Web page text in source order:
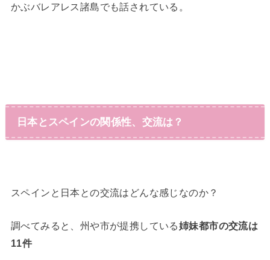
かぶバレアレス諸島でも話されている。
日本とスペインの関係性、交流は？
スペインと日本との交流はどんな感じなのか？
調べてみると、州や市が提携している姉妹都市の交流は
11件